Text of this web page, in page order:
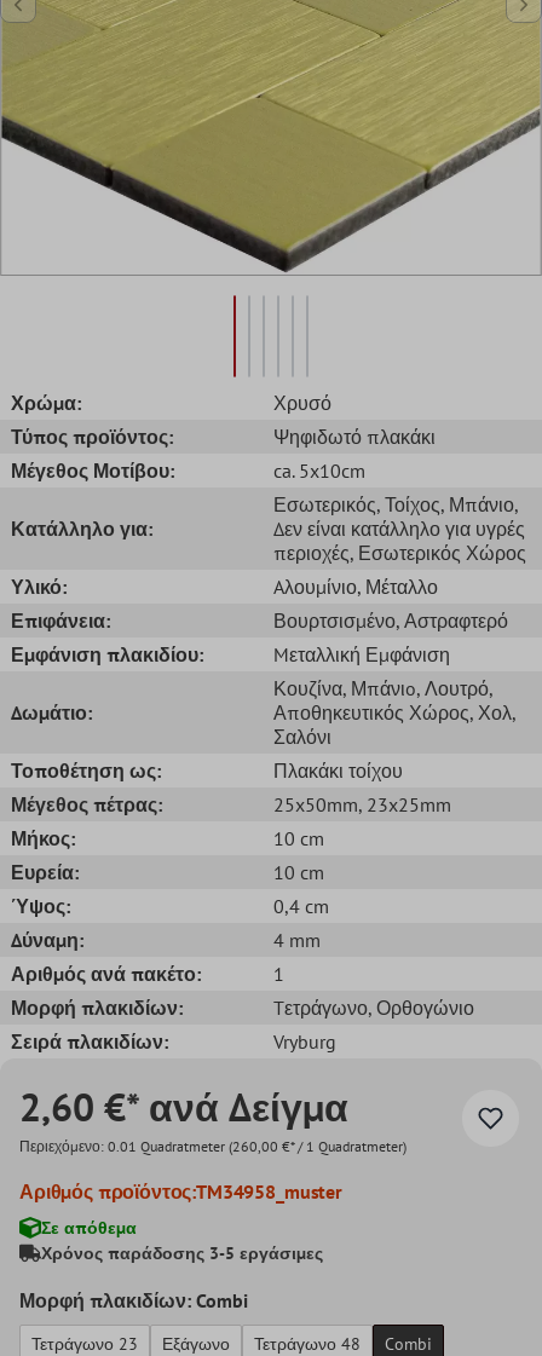
Χρώμα:
Χρυσό
Τύπος προϊόντος:
Ψηφιδωτό πλακάκι
Μέγεθος Μοτίβου:
ca. 5x10cm
Κατάλληλο για:
Εσωτερικός, Τοίχος, Μπάνιο,
Δεν είναι κατάλληλο για υγρές
περιοχές, Εσωτερικός Χώρος
Υλικό:
Aλουμίνιο, Μέταλλο
Επιφάνεια:
Βουρτσισμένο, Αστραφτερό
Εμφάνιση πλακιδίου:
Mεταλλική Εμφάνιση
Δωμάτιο:
Κουζίνα, Μπάνιo, Λουτρό,
Αποθηκευτικός Χώρος, Χολ,
Σαλόνι
Τοποθέτηση ως:
Πλακάκι τοίχου
Μέγεθος πέτρας:
25x50mm, 23x25mm
Μήκος:
10 cm
Ευρεία:
10 cm
Ύψος:
0,4 cm
Δύναμη:
4 mm
Αριθμός ανά πακέτο:
1
Μορφή πλακιδίων:
Tετράγωνο, Ορθογώνιο
Σειρά πλακιδίων:
Vryburg
2,60 €* ανά Δείγμα
Περιεχόμενο: 0.01 Quadratmeter (260,00 €* / 1 Quadratmeter)
Αριθμός προϊόντος:TM34958_muster
Σε απόθεμα
Χρόνος παράδοσης 3-5 εργάσιμες
Μορφή πλακιδίων: Combi
Τετράγωνο 23 Εξάγωνο Τετράγωνο 48 Combi